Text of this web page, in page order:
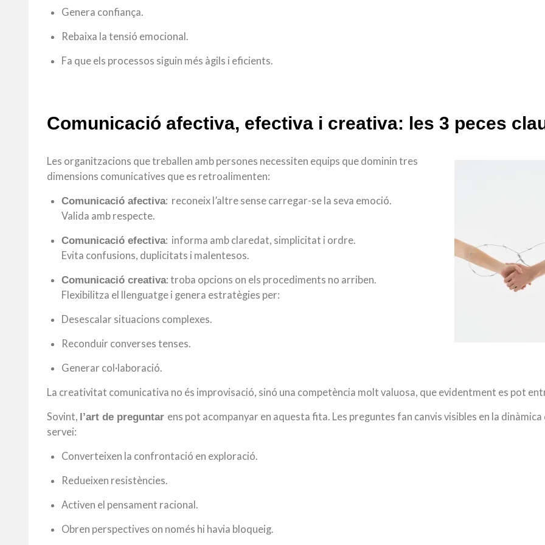
Genera confiança.
Rebaixa la tensió emocional.
Fa que els processos siguin més àgils i eficients.
Comunicació afectiva, efectiva i creativa: les 3 peces
Les organitzacions que treballen amb persones necessiten equips que dominin tres
dimensions comunicatives que es retroalimenten:
Comunicació afectiva: reconeix l’altre sense carregar-se la seva emoció.
Valida amb respecte.
Comunicació efectiva: informa amb claredat, simplicitat i ordre.
Evita confusions, duplicitats i malentesos.
Comunicació creativa: troba opcions on els procediments no arriben.
Flexibilitza el llenguatge i genera estratègies per:
Desescalar situacions complexes.
Reconduir converses tenses.
Generar col·laboració.
La creativitat comunicativa no és improvisació, sinó una competència molt valuosa, que evidentment es pot
Sovint, l’art de preguntar ens pot acompanyar en aquesta fita. Les preguntes fan canvis visibles en la dinàmica
servei:
Converteixen la confrontació en exploració.
Redueixen resistències.
Activen el pensament racional.
Obren perspectives on només hi havia bloqueig.